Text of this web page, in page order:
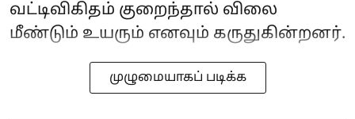
வட்டிவிகிதம் குறைந்தால் விலை
மீண்டும் உயரும் எனவும் கருதுகின்றனர்.
முழுமையாகப் படிக்க